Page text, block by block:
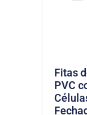
Fitas
PVC